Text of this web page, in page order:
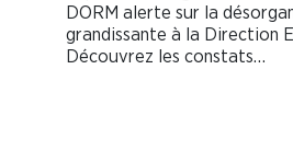
DORM alerte sur la
grandissante à la Direction
Découvrez les constats…